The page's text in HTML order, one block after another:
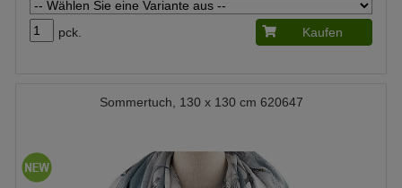
pck. Kaufen
Sommertuch, 130 x 130 cm 620647